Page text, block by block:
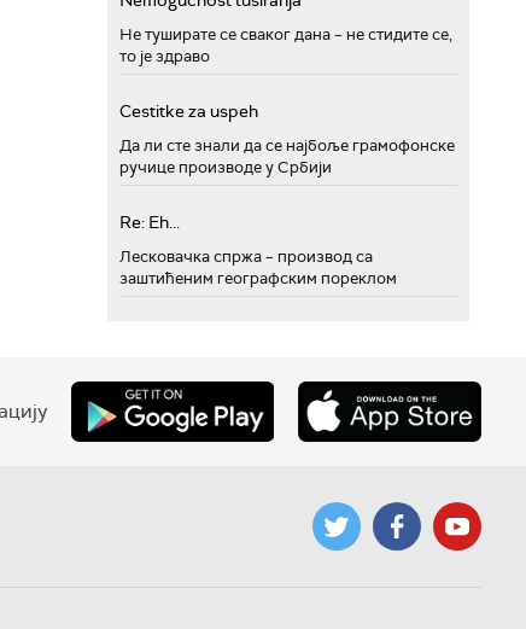
Не туширате се сваког дана – не стидите се,
то је здраво
Cestitke za uspeh
Да ли сте знали да се најбоље грамофонске
ручице производе у Србији
Re: Eh...
Лесковачка спржа – производ са
заштићеним географским пореклом